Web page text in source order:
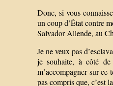
Donc, si vous
un coup d’État contre
Salvador Allende, au
Je ne veux pas
je souhaite, à côté
m’accompagner sur
pas compris que, c’est